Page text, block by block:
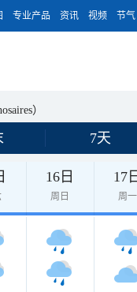
专业产品 资讯 视频 节气
）
7天
16日
周日
17
周一